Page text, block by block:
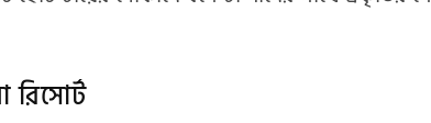
রিসোর্ট